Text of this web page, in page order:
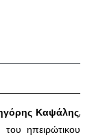
Καψάλης,
ηπειρώτικου